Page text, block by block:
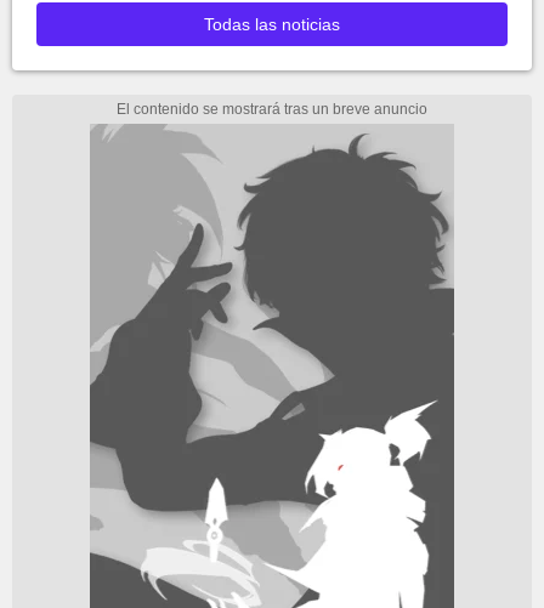
Todas las noticias